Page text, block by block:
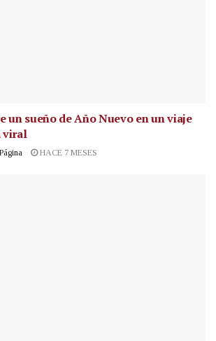
un sueño de Año Nuevo en un viaje
viral
HACE 7 MESES